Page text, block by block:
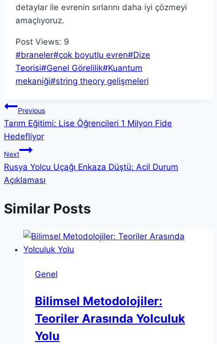
detaylar ile evrenin sırlarını daha iyi çözmeyi
amaçlıyoruz.
Post Views: 9
Post
Tags:
#braneler#çok boyutlu evren#Dize
Teorisi#Genel Görelilik#Kuantum
mekaniği#string theory gelişmeleri
Yazı
gezinmesi
Previous
Tarım Eğitimi: Lise Öğrencileri 1 Milyon Fide
Hedefliyor
Next
Rusya Yolcu Uçağı Enkaza Düştü: Acil Durum
Açıklaması
Similar Posts
Genel
Bilimsel Metodolojiler:
Teoriler Arasında Yolculuk
Yolu